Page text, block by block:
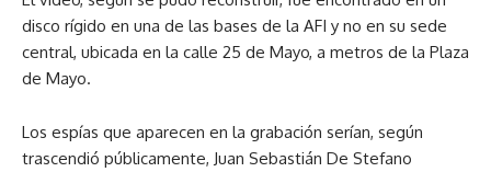
disco rígido en una de las bases de la AFI y no en su sede
central, ubicada en la calle 25 de Mayo, a metros de la Plaza
de Mayo.
Los espías que aparecen en la grabación serían, según
trascendió públicamente, Juan Sebastián De Stefano